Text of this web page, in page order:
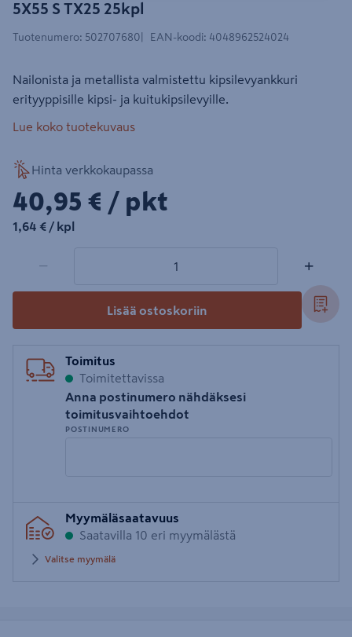
5X55 S TX25 25kpl
Tuotenumero: 502707680 EAN-koodi: 4048962524024
Nailonista ja metallista valmistettu kipsilevyankkuri
erityyppisille kipsi- ja kuitukipsilevyille.
Lue koko tuotekuvaus
Hinta verkkokaupassa
40,95€/pkt
40,95 € / pkt
1,64€/kpl
1,64 € / kpl
− +
Lisää ostoskoriin
Toimitus
Toimitettavissa
Anna postinumero nähdäksesi
toimitusvaihtoehdot
POSTINUMERO
postinumero
Myymäläsaatavuus
Saatavilla 10 eri myymälästä
Valitse myymälä